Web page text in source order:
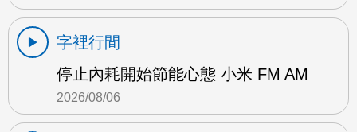
字裡行間
停止內耗開始節能心態 小米 FM AM
2026/08/06